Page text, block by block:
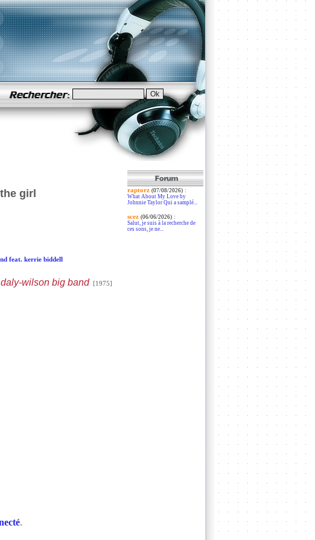
girl
feat. kerrie biddell
wilson big band[1975]
.
raptorz (07/08/2026):
What About My Love by
Johnnie Taylor Qui a samplé...
scez (06/06/2026):
Salut, je suis à la recherche de
ces sons, je ne...